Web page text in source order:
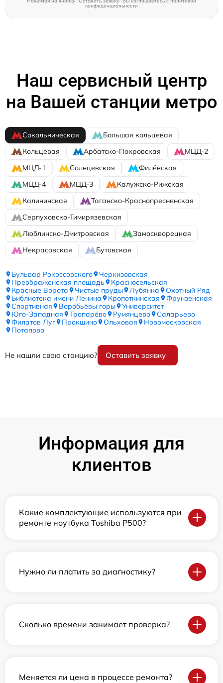
конфиденциальности
Наш сервисный центр
на Вашей станции метро
Сокольническая
Большая кольцевая
Кольцевая
Арбатско-Покровская
МЦД-2
МЦД-1
Солнцевская
Филёвская
МЦД-4
МЦД-3
Калужско-Рижская
Калининская
Таганско-Краснопресненская
Серпуховско-Тимирязевская
Люблинско-Дмитровская
Замоскворецкая
Некрасовская
Бутовская
Бульвар Рокоссовского
Черкизовская
Преображенская площадь
Красносельская
Красные Ворота
Чистые пруды Лубянка
Охотный Ряд
Библиотека имени Ленина
Кропоткинская
Фрунзенская
Спортивная
Воробьёвы горы
Университет
Юго-Западная
Тропарёво Румянцево
Саларьево
Филатов Луг
Прокшино Ольховая
Новомосковская
Потапово
Не нашли свою станцию? Оставить заявку
Информация для
клиентов
Какие комплектующие используются при
ремонте ноутбука Toshiba P500?
Нужно ли платить за диагностику?
Сколько времени занимает проверка?
Меняется ли цена в процессе ремонта?